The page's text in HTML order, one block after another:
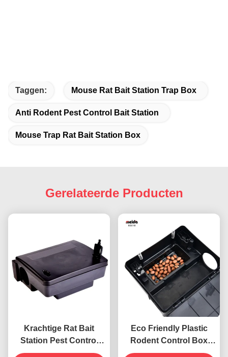
Taggen: Mouse Rat Bait Station Trap Box
Anti Rodent Pest Control Bait Station
Mouse Trap Rat Bait Station Box
Gerelateerde Producten
Krachtige Rat Bait
Station Pest Control
Muisval Box voor de
Eco Friendly Plastic
Rodent Control Box
voor Muis Bait Station